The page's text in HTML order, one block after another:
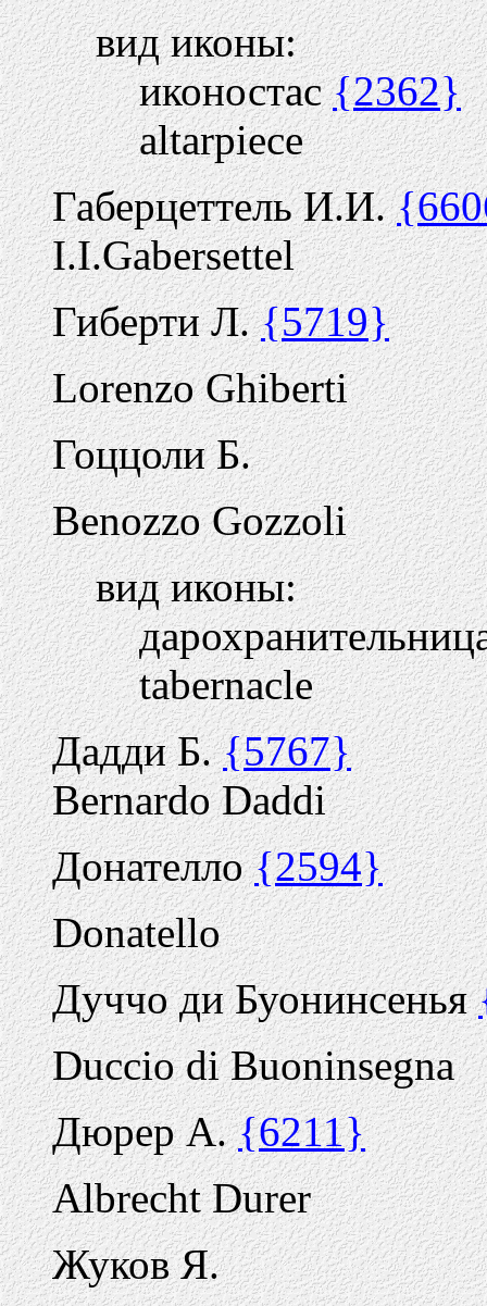
вид иконы:
иконостас{2362}
altarpiece
Габерцеттель И.И.
I.I.Gabersettel
Гиберти Л.{5719}
Lorenzo Ghiberti
Гоццоли Б.
Benozzo Gozzoli
вид иконы:
tabernacle
Дадди Б.{5767}
Bernardo Daddi
Донателло{2594}
Donatello
Дуччо ди Буонинсенья
Duccio di Buoninsegna
Дюрер А.{6211}
Albrecht Durer
Жуков Я.